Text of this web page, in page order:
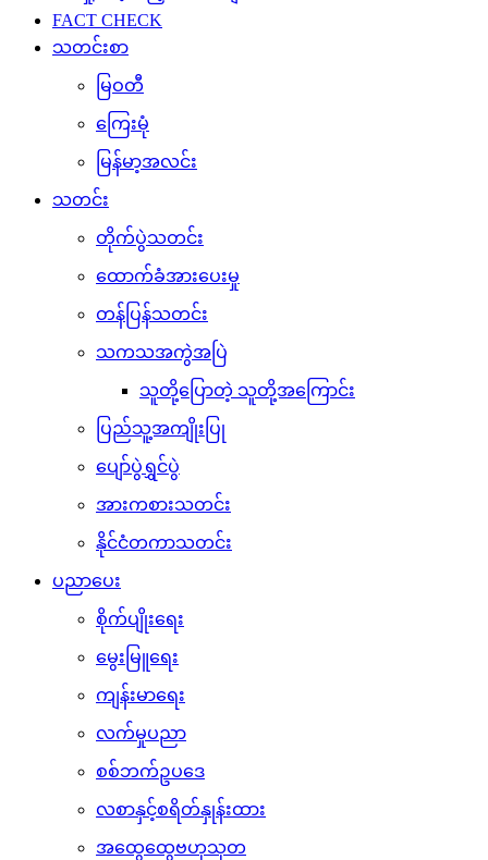
FACT CHECK
သတင်းစာ
မြဝတီ
ကြေးမုံ
မြန်မာ့အလင်း
သတင်း
တိုက်ပွဲသတင်း
ထောက်ခံအားပေးမှု
တန်ပြန်သတင်း
သကသအကွဲအပြဲ
သူတို့ပြောတဲ့ သူတို့အကြောင်း
ပြည်သူ့အကျိုးပြု
ပျော်ပွဲရွှင်ပွဲ
အားကစားသတင်း
နိုင်ငံတကာသတင်း
ပညာပေး
စိုက်ပျိုးရေး
မွေးမြူရေး
ကျန်းမာရေး
လက်မှုပညာ
စစ်ဘက်ဥပဒေ
လစာနှင့်စရိတ်နှုန်းထား
အထွေထွေဗဟုသုတ